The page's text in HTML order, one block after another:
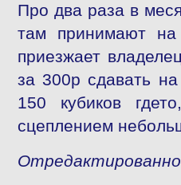
Про два раза в
там принимают
приезжает
за 300р сдавать
150 кубиков
сцеплением